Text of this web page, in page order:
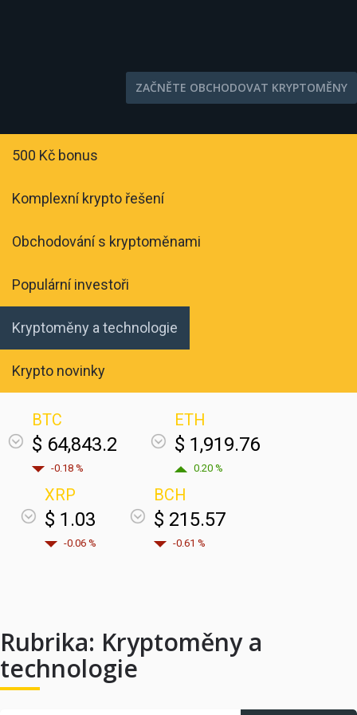
ZAČNĚTE OBCHODOVAT KRYPTOMĚNY
500 Kč bonus
Komplexní krypto řešení
Obchodování s kryptoměnami
Populární investoři
Kryptoměny a technologie
Krypto novinky
BTC
$ 64,843.2
-0.18 %
ETH
$ 1,919.76
0.20 %
XRP
$ 1.03
-0.06 %
BCH
$ 215.57
-0.61 %
Rubrika: Kryptoměny a
technologie